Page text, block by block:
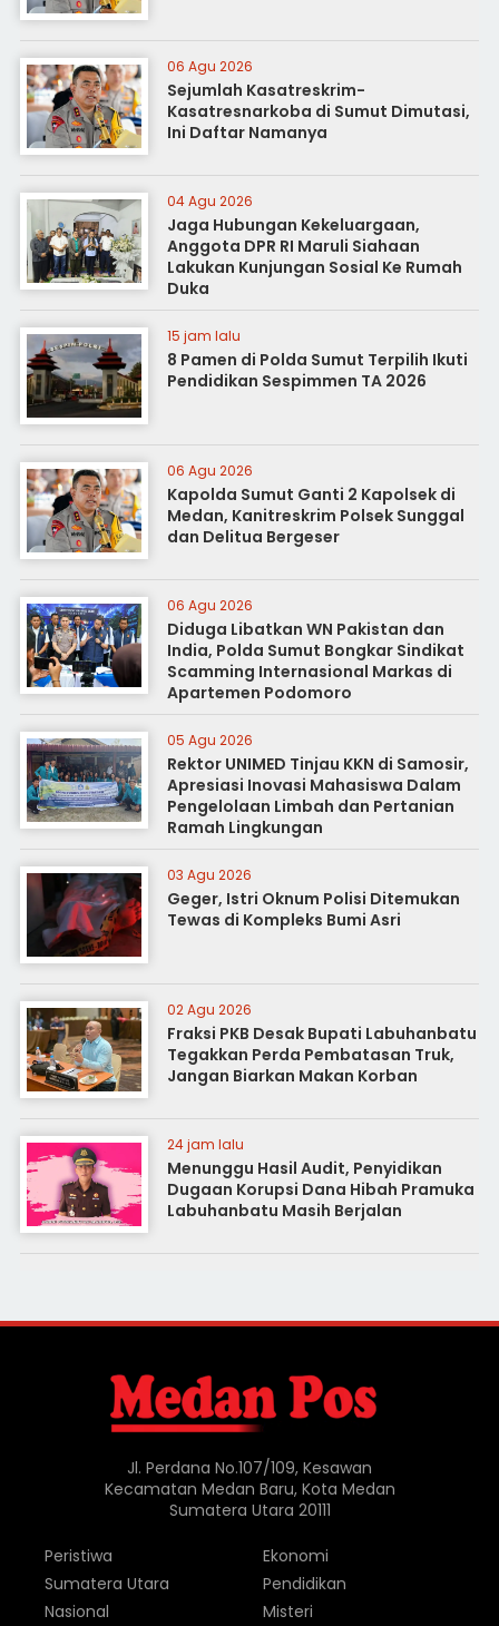
06 Agu 2026
Sejumlah Kasatreskrim-
Kasatresnarkoba di Sumut Dimutasi,
Ini Daftar Namanya
04 Agu 2026
Jaga Hubungan Kekeluargaan,
Anggota DPR RI Maruli Siahaan
Lakukan Kunjungan Sosial Ke Rumah
Duka
15 jam lalu
8 Pamen di Polda Sumut Terpilih Ikuti
Pendidikan Sespimmen TA 2026
06 Agu 2026
Kapolda Sumut Ganti 2 Kapolsek di
Medan, Kanitreskrim Polsek Sunggal
dan Delitua Bergeser
06 Agu 2026
Diduga Libatkan WN Pakistan dan
India, Polda Sumut Bongkar Sindikat
Scamming Internasional Markas di
Apartemen Podomoro
05 Agu 2026
Rektor UNIMED Tinjau KKN di Samosir,
Apresiasi Inovasi Mahasiswa Dalam
Pengelolaan Limbah dan Pertanian
Ramah Lingkungan
03 Agu 2026
Geger, Istri Oknum Polisi Ditemukan
Tewas di Kompleks Bumi Asri
02 Agu 2026
Fraksi PKB Desak Bupati Labuhanbatu
Tegakkan Perda Pembatasan Truk,
Jangan Biarkan Makan Korban
24 jam lalu
Menunggu Hasil Audit, Penyidikan
Dugaan Korupsi Dana Hibah Pramuka
Labuhanbatu Masih Berjalan
Jl. Perdana No.107/109, Kesawan
Kecamatan Medan Baru, Kota Medan
Sumatera Utara 20111
Peristiwa
Sumatera Utara
Nasional
Ekonomi
Pendidikan
Misteri